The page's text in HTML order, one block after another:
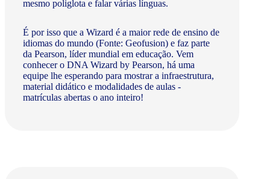
mesmo poliglota e falar várias línguas.
É por isso que a Wizard é a maior rede de ensino de
idiomas do mundo (Fonte: Geofusion) e faz parte
da Pearson, líder mundial em educação. Vem
conhecer o DNA Wizard by Pearson, há uma
equipe lhe esperando para mostrar a infraestrutura,
material didático e modalidades de aulas -
matrículas abertas o ano inteiro!